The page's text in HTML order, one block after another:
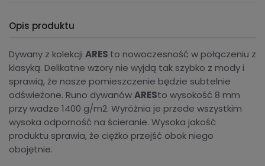
Opis produktu
Dywany z kolekcji ARES to nowoczesność w połączeniu z
klasyką. Delikatne wzory nie wyjdą tak szybko z mody i
sprawią, że nasze pomieszczenie będzie subtelnie
odświeżone. Runo dywanówARESto wysokość 8 mm
przy wadze 1400 g/m2. Wyróżnia je przede wszystkim
wysoka odporność na ścieranie. Wysoka jakość
produktu sprawia, że ciężko przejść obok niego
obojętnie.